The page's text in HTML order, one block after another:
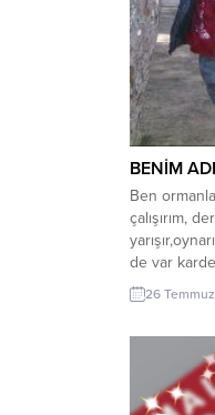
BENİM
Ben
çalışırım,
de var
akşam
perileri her
de Rüzgar
Orman
canlılar.
26